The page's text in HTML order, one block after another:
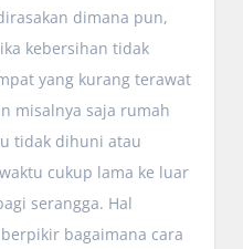
dimana pun,
kebersihan tidak
yang kurang terawat
misalnya saja rumah
tidak dihuni atau
cukup lama ke luar
serangga. Hal
bagaimana cara